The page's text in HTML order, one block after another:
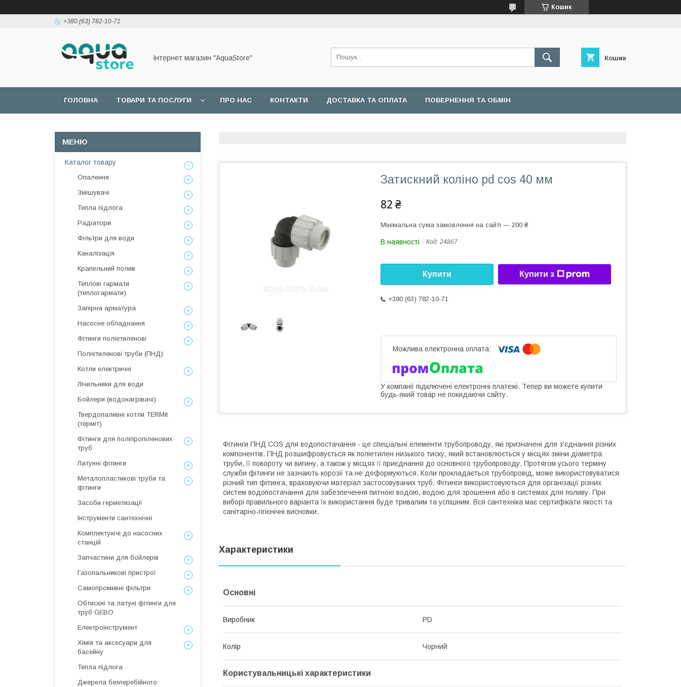
Кошик
+380 (63) 782-10-71
Інтернет магазин "AquaStore" Кошик
ГОЛОВНА ТОВАРИ ТА ПОСЛУГИ ПРО НАС КОНТАКТИ ДОСТАВКА ТА ОПЛАТА ПОВЕРНЕННЯ ТА ОБМІН
Затискний коліно pd cos 40 мм
82 ₴
Мінімальна сума замовлення на сайті — 200 ₴
В наявності Код: 24867
Купити Купити з
+380 (63) 782-10-71
У компанії підключені електронні платежі. Тепер ви можете купити
будь-який товар не покидаючи сайту.
Фітинги ПНД COS для водопостачання - це спеціальні елементи трубопроводу, які призначені для з'єднання різних
компонентів. ПНД розшифровується як поліетилен низького тиску, який встановлюється у місцях зміни діаметра
труби, її повороту чи вигину, а також у місцях її приєднання до основного трубопроводу. Протягом усього терміну
служби фітинги не зазнають корозії та не деформуються. Коли прокладається трубопровід, може використовуватися
різний тип фітинга, враховуючи матеріал застосовуваних труб. Фітинги використовуються для організації різних
систем водопостачання для забезпечення питною водою, водою для зрошення або в системах для поливу. При
виборі правильного варіанта їх використання буде тривалим та успішним. Вся сантехніка має сертифікати якості та
санітарно-гігієнічні висновки.
Характеристики
Основні
Виробник PD
Колір Чорний
Користувальницькі характеристики
Каталог товару
Опалення
Змішувачі
Тепла підлога
Радіатори
Фільтри для води
Каналізація
Крапельний полив
Теплові гармати
(теплогармати)
Запірна арматура
Насосне обладнання
Фітинги поліетиленові
Поліетиленові труби (ПНД)
Котли електричні
Лічильники для води
Бойлери (водонагрівачі)
Твердопаливні котли TERMit
(терміт)
Фітинги для поліпропіленових
труб
Латунні фітинги
Металопластикові труби та
фітинги
Засоби герметизації
Інструменти сантехнічні
Комплектуючі до насосних
станцій
Запчастини для бойлерів
Газопальникові пристрої
Самопромивні фільтри
Обтискні та латуні фітинги для
труб GEBO
Електроінструмент
Хімія та аксесуари для
басейну
Тепла підлога
Джерела безперебійного